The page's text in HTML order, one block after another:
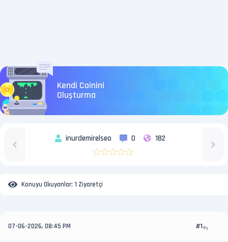
Kendi Coinini
Oluşturma
inurdemirelseo 0 182
Konuyu Okuyanlar: 1 Ziyaretçi
07-06-2026, 08:45 PM #1